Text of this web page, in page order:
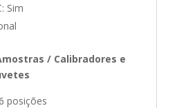
Sim
/ Calibradores e
posições